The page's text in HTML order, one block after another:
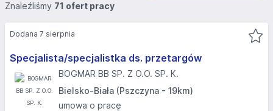
Znaleźliśmy 71 ofert pracy
Specjalista/specjalistka ds. przetargów
BOGMAR BB SP. Z O.O. SP. K.
Bielsko-Biała (Pszczyna - 19km)
umowa o pracę
Dodana 7 sierpnia